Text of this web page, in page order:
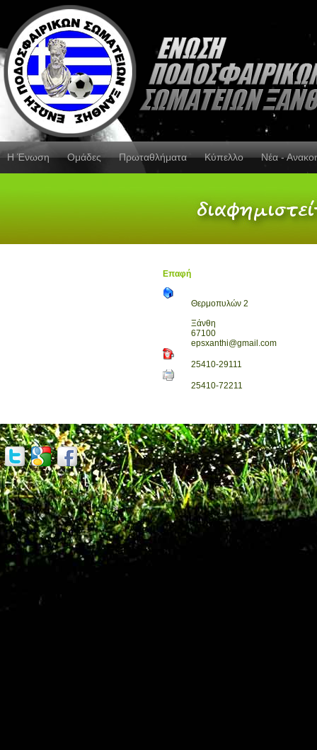
Η Ένωση Ομάδες Πρωταθλήματα Κύπελλο Νέα -
Επαφή
Θερμοπυλών 2
Ξάνθη
67100
epsxanthi@gmail.com
25410-29111
25410-72211